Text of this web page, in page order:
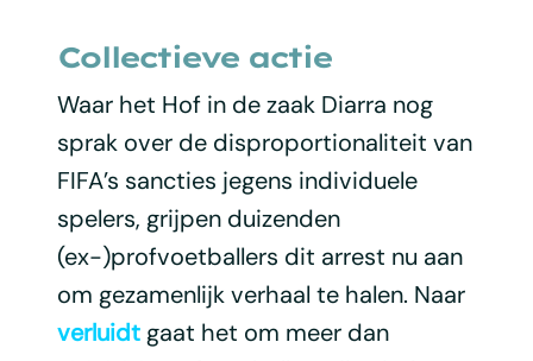
Collectieve actie
Waar het Hof in de zaak Diarra nog
sprak over de disproportionaliteit van
FIFA’s sancties jegens individuele
spelers, grijpen duizenden
(ex-)profvoetballers dit arrest nu aan
om gezamenlijk verhaal te halen. Naar
verluidtgaat het om meer dan